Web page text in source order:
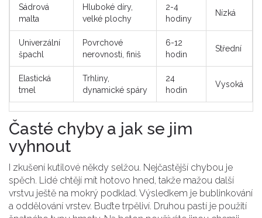
Sádrová
malta
Hluboké díry,
velké plochy
2-4
hodiny
Nízká
Univerzální
špachl
Povrchové
nerovnosti, finiš
6-12
hodin
Střední
Elastická
tmel
Trhliny,
dynamické spáry
24
hodin
Vysoká
Časté chyby a jak se jim
vyhnout
I zkušení kutilové někdy selžou. Nejčastější chybou je
spěch. Lidé chtějí mít hotovo hned, takže mažou další
vrstvu ještě na mokrý podklad. Výsledkem je bublinkování
a oddělování vrstev. Buďte trpěliví. Druhou pastí je použití